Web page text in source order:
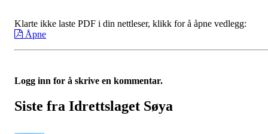
Klarte ikke laste PDF i din nettleser, klikk for å åpne vedlegg:
Åpne
Logg inn for å skrive en kommentar.
Siste fra Idrettslaget Søya